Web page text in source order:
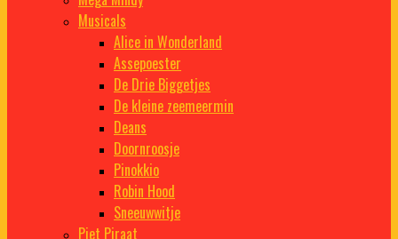
Musicals
Alice in Wonderland
Assepoester
De Drie Biggetjes
De kleine zeemeermin
Deans
Doornroosje
Pinokkio
Robin Hood
Sneeuwwitje
Piet Piraat